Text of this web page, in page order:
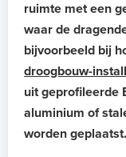
ruimte met een
waar de
bijvoorbeeld bij
droogbouw-
uit geprofileerde
aluminium of
worden geplaatst.